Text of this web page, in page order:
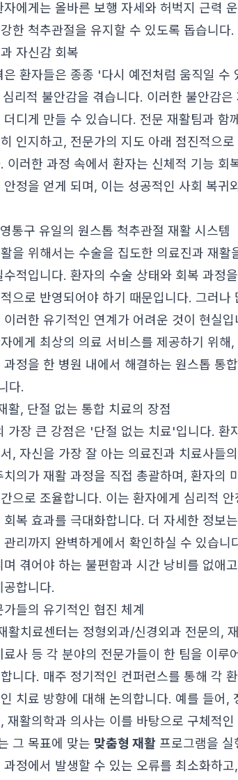
에게는 올바른 보행 자세와 허벅지 근력
한 척추관절을 유지할 수 있도록 돕습니다.
자신감 회복
은 환자들은 종종 '다시 예전처럼 움직일
리적 불안감을 겪습니다. 이러한 불안감은
더디게 만들 수 있습니다. 전문 재활팀과 함
인지하고, 전문가의 지도 아래 점진적으
이러한 과정 속에서 환자는 신체적 기능 회
안정을 얻게 되며, 이는 성공적인 사회 복귀
통구 유일의 원스톱 척추관절 재활 시스템
을 위해서는 수술을 집도한 의료진과 재
수적입니다. 환자의 수술 상태와 회복 과정
으로 반영되어야 하기 때문입니다. 그러
이러한 유기적인 연계가 어려운 것이 현실입
에게 최상의 의료 서비스를 제공하기 위해
과정을 한 병원 내에서 해결하는 원스톱 통
다.
활, 단절 없는 통합 치료의 장점
가장 큰 강점은 '단절 없는 치료'입니다. 환
, 자신을 가장 잘 아는 의료진과 치료사들
치의가 재활 과정을 직접 총괄하며, 환자의
으로 조율합니다. 이는 환자에게 심리적
회복 효과를 극대화합니다. 더 자세한 정보는
리까지 완벽하게 에서 확인하실 수 있습니
며 겪어야 하는 불편함과 시간 낭비를 없애
공합니다.
들의 유기적인 협진 체계
활치료센터는 정형외과/신경외과 전문의,
료사 등 각 분야의 전문가들이 한 팀을 이루
니다. 매주 정기적인 컨퍼런스를 통해 각
치료 방향에 대해 논의합니다. 예를 들어,
재활의학과 의사는 이를 바탕으로 구체적
그 목표에 맞는 맞춤형 재활 프로그램을 실
과정에서 발생할 수 있는 오류를 최소화하